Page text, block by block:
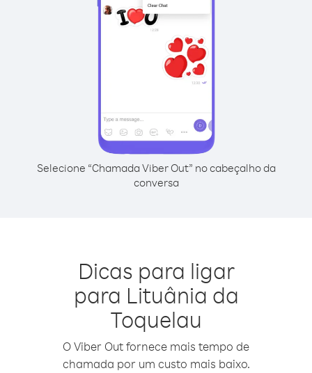
Selecione “Chamada Viber Out” no cabeçalho da
conversa
Dicas para ligar
para Lituânia da
Toquelau
O Viber Out fornece mais tempo de
chamada por um custo mais baixo.